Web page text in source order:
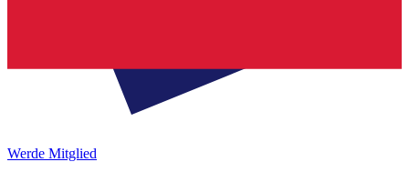
Werde Mitglied